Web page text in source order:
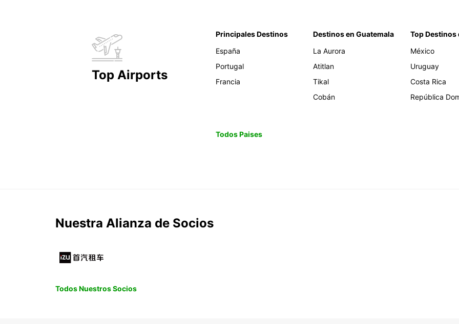
Top Airports
Principales Destinos
España
Portugal
Francia
Destinos en Guatemala
La Aurora
Atitlan
Tikal
Cobán
Top Destinos
México
Uruguay
Costa Rica
República
Todos Paises
Nuestra Alianza de Socios
Todos Nuestros Socios